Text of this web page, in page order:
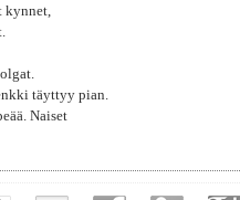
kynnet,
täyttyy pian.
Naiset